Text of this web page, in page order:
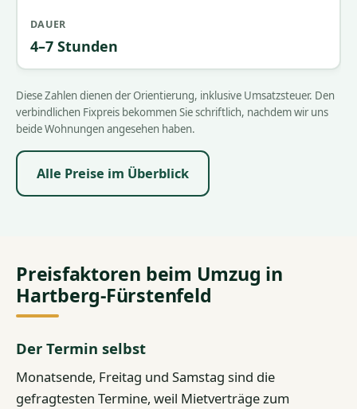
4–7 Stunden
Diese Zahlen dienen der Orientierung, inklusive Umsatzsteuer. Den
verbindlichen Fixpreis bekommen Sie schriftlich, nachdem wir uns
beide Wohnungen angesehen haben.
Alle Preise im Überblick
Preisfaktoren beim Umzug in
Hartberg-Fürstenfeld
Der Termin selbst
Monatsende, Freitag und Samstag sind die
gefragtesten Termine, weil Mietverträge zum